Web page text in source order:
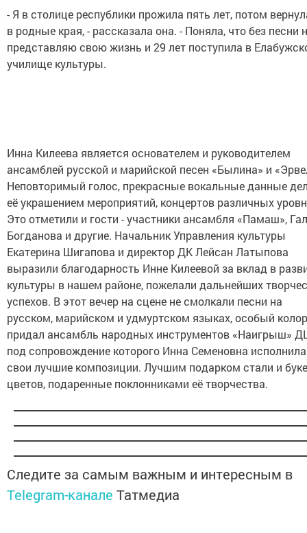
- Я в столице республики прожила пять лет, потом
в родные края, - рассказала она. - Поняла, что без песни
представляю свою жизнь и 29 лет поступила в
училище культуры.
Инна Килеева является основателем и руководителем
ансамблей русской и марийской песен «Былина» и
Неповторимый голос, прекрасные вокальные данные
её украшением мероприятий, концертов различных
Это отметили и гости - участники ансамбля «Памаш»,
Богданова и другие. Начальник Управления культуры
Екатерина Шигапова и директор ДК Лейсан Латыпова
выразили благодарность Инне Килеевой за вклад в
культуры в нашем районе, пожелали дальнейших
успехов. В этот вечер на сцене не смолкали песни на
русском, марийском и удмуртском языках, особый
придал ансамбль народных инструментов «Наигрыш»
под сопровождение которого Инна Семеновна исполнила
свои лучшие композиции. Лучшим подарком стали и
цветов, подаренные поклонниками её творчества.
Следите за самым важным и интересным в
Telegram-канале Татмедиа